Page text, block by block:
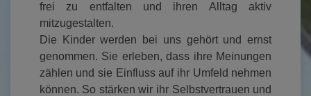
frei zu entfalten und ihren Alltag aktiv
mitzugestalten.
Die Kinder werden bei uns gehört und ernst
genommen. Sie erleben, dass ihre Meinungen
zählen und sie Einfluss auf ihr Umfeld nehmen
können. So stärken wir ihr Selbstvertrauen und